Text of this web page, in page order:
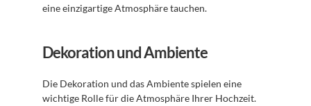
eine einzigartige Atmosphäre tauchen.
Dekoration und Ambiente
Die Dekoration und das Ambiente spielen eine
wichtige Rolle für die Atmosphäre Ihrer Hochzeit.